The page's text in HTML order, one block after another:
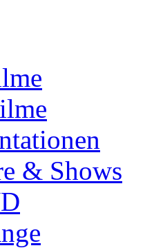
& Shows